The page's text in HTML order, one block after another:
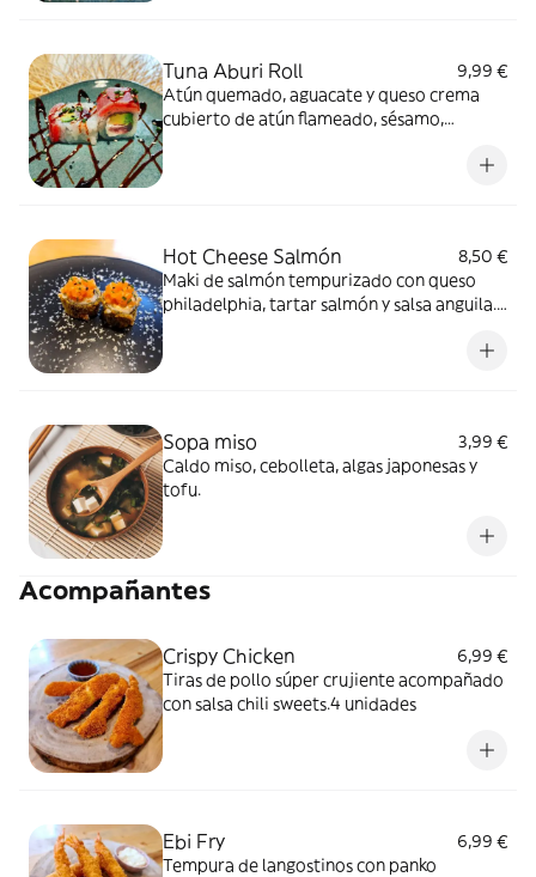
Tuna Aburi Roll
9,99 €
Atún quemado, aguacate y queso crema
cubierto de atún flameado, sésamo,
Hot Cheese Salmón
8,50 €
Maki de salmón tempurizado con queso
philadelphia, tartar salmón y salsa anguila.8
Sopa miso
3,99 €
Caldo miso, cebolleta, algas japonesas y
tofu.
Acompañantes
Crispy Chicken
6,99 €
Tiras de pollo súper crujiente acompañado
con salsa chili sweets.4 unidades
Ebi Fry
6,99 €
Tempura de langostinos con panko